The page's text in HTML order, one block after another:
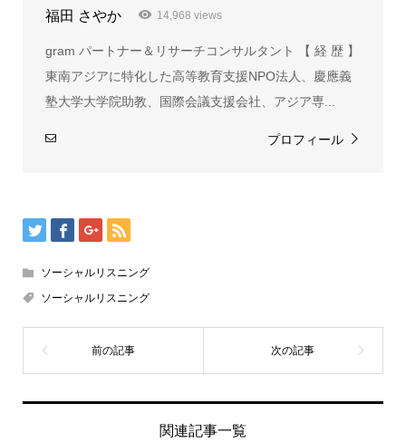
福田 さやか 14,968 views
gram パートナー＆リサーチコンサルタント 【 経 歴 】
東南アジアに特化した高等教育支援NPO法人、慶應義
塾大学大学院助教、国際会議支援会社、アジア専...
プロフィール
ソーシャルリスニング
ソーシャルリスニング
関連記事一覧